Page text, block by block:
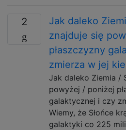
2
Jak daleko
znajduje się
płaszczyzny
zmierza w jej
Jak daleko Ziemia /
powyżej / poniżej
galaktycznej i czy
Wiemy, że Słońce
galaktyki co 225